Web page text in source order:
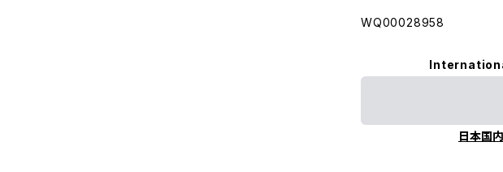
WQ00028958
日本国